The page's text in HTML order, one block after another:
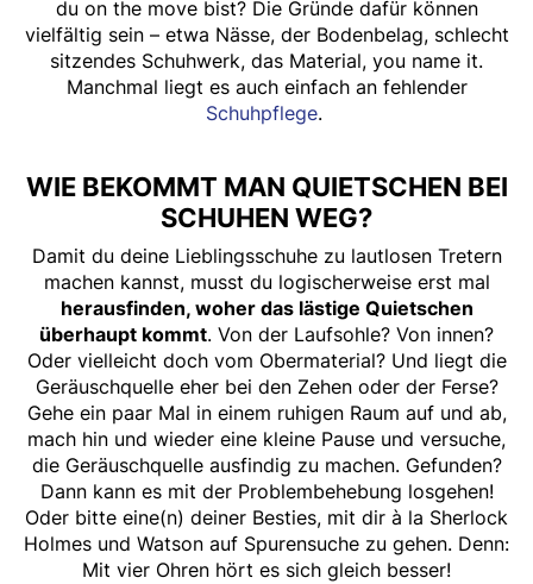
du on the move bist? Die Gründe dafür können
vielfältig sein – etwa Nässe, der Bodenbelag, schlecht
sitzendes Schuhwerk, das Material, you name it.
Manchmal liegt es auch einfach an fehlender
Schuhpflege.
WIE BEKOMMT MAN QUIETSCHEN BEI
SCHUHEN WEG?
Damit du deine Lieblingsschuhe zu lautlosen Tretern
machen kannst, musst du logischerweise erst mal
herausfinden, woher das lästige Quietschen
überhaupt kommt. Von der Laufsohle? Von innen?
Oder vielleicht doch vom Obermaterial? Und liegt die
Geräuschquelle eher bei den Zehen oder der Ferse?
Gehe ein paar Mal in einem ruhigen Raum auf und ab,
mach hin und wieder eine kleine Pause und versuche,
die Geräuschquelle ausfindig zu machen. Gefunden?
Dann kann es mit der Problembehebung losgehen!
Oder bitte eine(n) deiner Besties, mit dir à la Sherlock
Holmes und Watson auf Spurensuche zu gehen. Denn:
Mit vier Ohren hört es sich gleich besser!